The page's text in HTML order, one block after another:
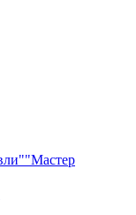
"Мастер